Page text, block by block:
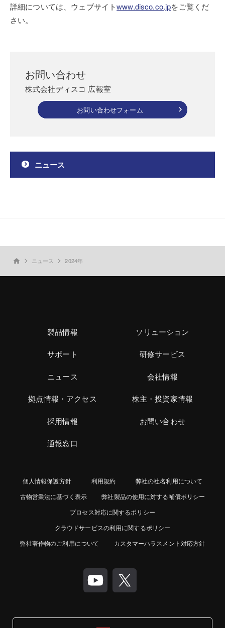
詳細については、ウェブサイトwww.disco.co.jpをご覧くだ
さい。
お問い合わせ
株式会社ディスコ 広報室
お問い合わせフォーム
ニュース
home ニュース 2024年
製品情報 ソリューション
サポート 研修サービス
ニュース 会社情報
拠点情報・アクセス 株主・投資家情報
採用情報 お問い合わせ
通報窓口
個人情報保護方針 利用規約
弊社の社名利用について
古物営業法に基づく表示
弊社製品の使用に対する補償ポリシー
プロセス対応に関するポリシー
クラウドサービスの利用に関するポリシー
弊社著作物のご利用について
カスタマーハラスメント対応方針